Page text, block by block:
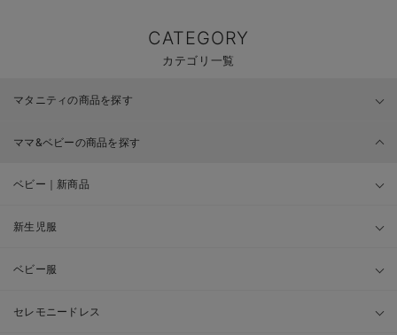
CATEGORY
カテゴリ一覧
マタニティの商品を探す
ママ&ベビーの商品を探す
ベビー｜新商品
新生児服
ベビー服
セレモニードレス